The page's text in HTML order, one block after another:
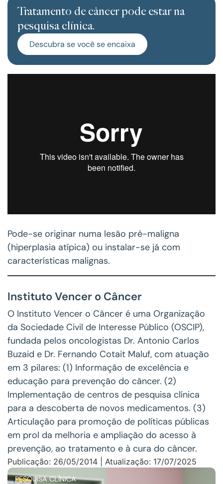
Tratamento de câncer pode estar na
pesquisa clínica.
Descubra se você se encaixa
Pode-se originar numa lesão pré-maligna
(hiperplasia atípica) ou instalar-se já com
características malignas.
Instituto Vencer o Câncer
O Instituto Vencer o Câncer é uma Organização
da Sociedade Civil de Interesse Público (OSCIP),
fundada pelos oncologistas Dr. Antonio Carlos
Buzaid e Dr. Fernando Cotait Maluf, com atuação
em 3 pilares: (1) Informação de excelência e
educação para prevenção do câncer. (2)
Implementação de centros de pesquisa clínica
para a descoberta de novos medicamentos. (3)
Articulação para promoção de políticas públicas
em prol da melhoria e ampliação do acesso à
prevenção, ao tratamento e à cura do câncer.
Publicação: 26/05/2014 | Atualização: 17/07/2025
PESQUISA CLÍNICA